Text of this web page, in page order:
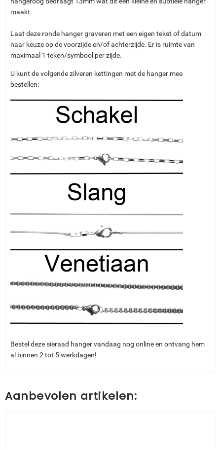
maakt.
Laat deze ronde hanger graveren met een eigen tekst of datum
naar keuze op de voorzijde en/of achterzijde. Er is ruimte van
maximaal 1 teken/symbool per zijde.
U kunt de volgende zilveren kettingen met de hanger mee
bestellen:
Bestel deze sieraad hanger vandaag nog online en ontvang hem
al binnen 2 tot 5 werkdagen!
Aanbevolen artikelen: